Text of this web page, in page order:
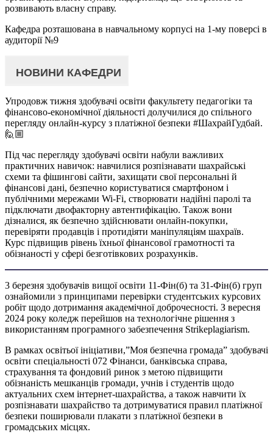
розвивають власну справу.
Кафедра розташована в навчальному корпусі на 1-му поверсі в
аудиторії №9
НОВИНИ КАФЕДРИ
Упродовж тижня здобувачі освіти факультету педагогіки та
фінансово-економічної діяльності долучилися до спільного
перегляду онлайн-курсу з платіжної безпеки #ШахрайГудбай.
🙋🏼
Під час перегляду здобувачі освіти набули важливих
практичних навичок: навчилися розпізнавати шахрайські
схеми та фішингові сайти, захищати свої персональні й
фінансові дані, безпечно користуватися смартфоном і
публічними мережами Wi-Fi, створювати надійні паролі та
підключати двофакторну автентифікацію. Також вони
дізналися, як безпечно здійснювати онлайн-покупки,
перевіряти продавців і протидіяти маніпуляціям шахраїв.
Курс підвищив рівень їхньої фінансової грамотності та
обізнаності у сфері безготівкових розрахунків.
3 березня здобувачів вищої освіти 11-Фін(б) та 31-Фін(б) груп
ознайомили з принципами перевірки студентських курсових
робіт щодо дотримання академічної доброчесності. З вересня
2024 року коледж перейшов на технологічне рішення з
використанням програмного забезпечення Strikeplagiarism.
В рамках освітьої ініціативи,”Моя безпечна громада” здобувачі
освіти спеціальності 072 Фінанси, банківська справа,
страхування та фондовий ринок з метою підвищити
обізнаність мешканців громади, учнів і студентів щодо
актуальних схем інтернет-шахрайства, а також навчити їх
розпізнавати шахрайство та дотримуватися правил платіжної
безпеки поширювали плакати з платіжної безпеки в
громадських місцях.